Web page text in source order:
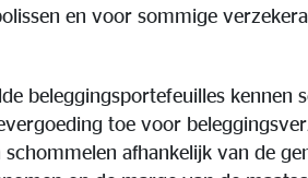
en voor sommige
beleggingsportefeuilles kennen
toe voor
afhankelijk van de